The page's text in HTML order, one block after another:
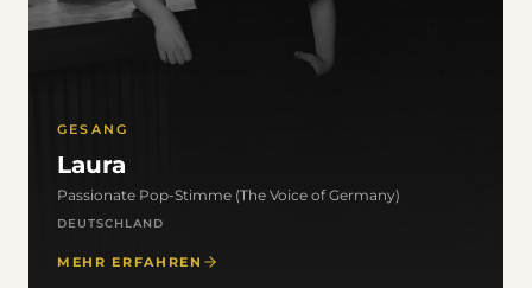
GESANG
Laura
Passionate Pop-Stimme (The Voice of Germany)
DEUTSCHLAND
MEHR ERFAHREN